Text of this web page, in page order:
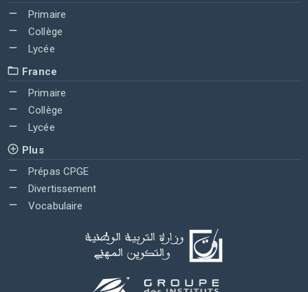
Primaire
Collège
Lycée
France
Primaire
Collège
Lycée
Plus
Prépas CPGE
Divertissement
Vocabulaire